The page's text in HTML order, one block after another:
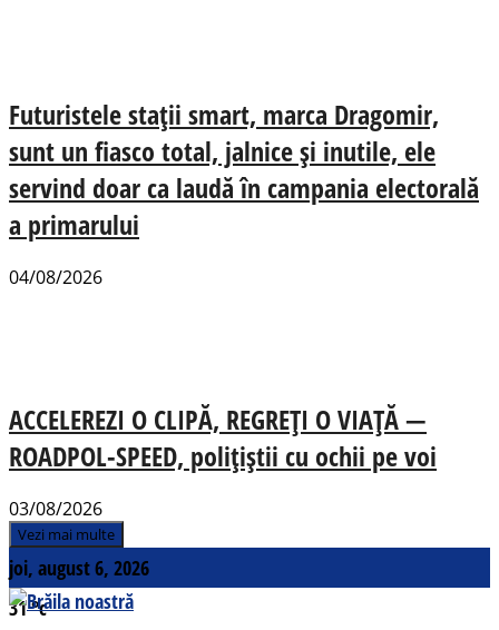
Futuristele stații smart, marca Dragomir,
sunt un fiasco total, jalnice și inutile, ele
servind doar ca laudă în campania electorală
a primarului
04/08/2026
ACCELEREZI O CLIPĂ, REGREȚI O VIAȚĂ —
ROADPOL-SPEED, polițiștii cu ochii pe voi
03/08/2026
Vezi mai multe
joi, august 6, 2026
31°c